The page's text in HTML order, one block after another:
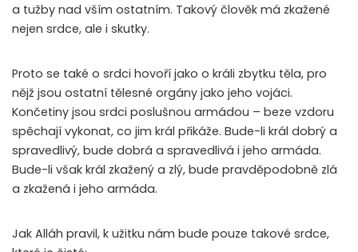
a tužby nad vším ostatním. Takový člověk má zkažené
nejen srdce, ale i skutky.
Proto se také o srdci hovoří jako o králi zbytku těla, pro
nějž jsou ostatní tělesné orgány jako jeho vojáci.
Končetiny jsou srdci poslušnou armádou – beze vzdoru
spěchají vykonat, co jim král přikáže. Bude-li král dobrý a
spravedlivý, bude dobrá a spravedlivá i jeho armáda.
Bude-li však král zkažený a zlý, bude pravděpodobně zlá
a zkažená i jeho armáda.
Jak Alláh pravil, k užitku nám bude pouze takové srdce,